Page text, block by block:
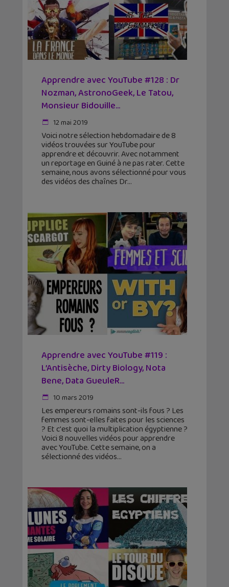
Apprendre avec YouTube #128 : Dr
Nozman, AstronoGeek, Le Tatou,
Monsieur Bidouille…
12 mai 2019
Voici notre sélection hebdomadaire de 8
vidéos trouvées sur YouTube pour
apprendre et découvrir. Avec notamment
un reportage en Guiné à ne pas rater. Cette
semaine, nous avons sélectionné pour vous
des vidéos des chaînes Dr
Apprendre avec YouTube #119 :
L’Antisèche, Dirty Biology, Nota
Bene, Data GueuleR...
10 mars 2019
Les empereurs romains sont-ils fous ? Les
femmes sont-elles faites pour les sciences
? Et c'est quoi la multiplication égyptienne ?
Voici 8 nouvelles vidéos pour apprendre
avec YouTube. Cette semaine, on a
sélectionné des vidéos